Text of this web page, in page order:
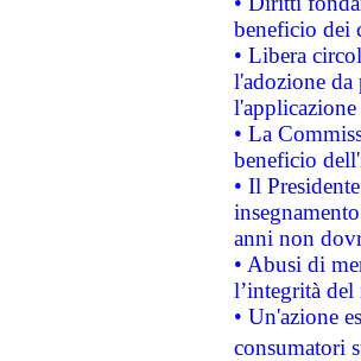
beneficio dei
• Libera
l'adozione
• La
beneficio
• Il
anni non
• Abusi di
l’integrità del
• Un'azione
consumatori